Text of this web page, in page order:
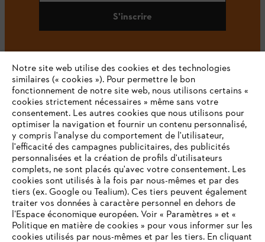
S'inscrire
#STIHL
L'Entreprise
STIHL FAQ
Notre site web utilise des cookies et des technologies
similaires (« cookies »). Pour permettre le bon
fonctionnement de notre site web, nous utilisons certains «
cookies strictement nécessaires » même sans votre
consentement. Les autres cookies que nous utilisons pour
optimiser la navigation et fournir un contenu personnalisé,
y compris l'analyse du comportement de l'utilisateur,
l'efficacité des campagnes publicitaires, des publicités
personnalisées et la création de profils d'utilisateurs
complets, ne sont placés qu'avec votre consentement. Les
cookies sont utilisés à la fois par nous-mêmes et par des
tiers (ex. Google ou Tealium). Ces tiers peuvent également
traiter vos données à caractère personnel en dehors de
l’Espace économique européen. Voir « Paramètres » et «
Politique en matière de cookies » pour vous informer sur les
cookies utilisés par nous-mêmes et par les tiers. En cliquant